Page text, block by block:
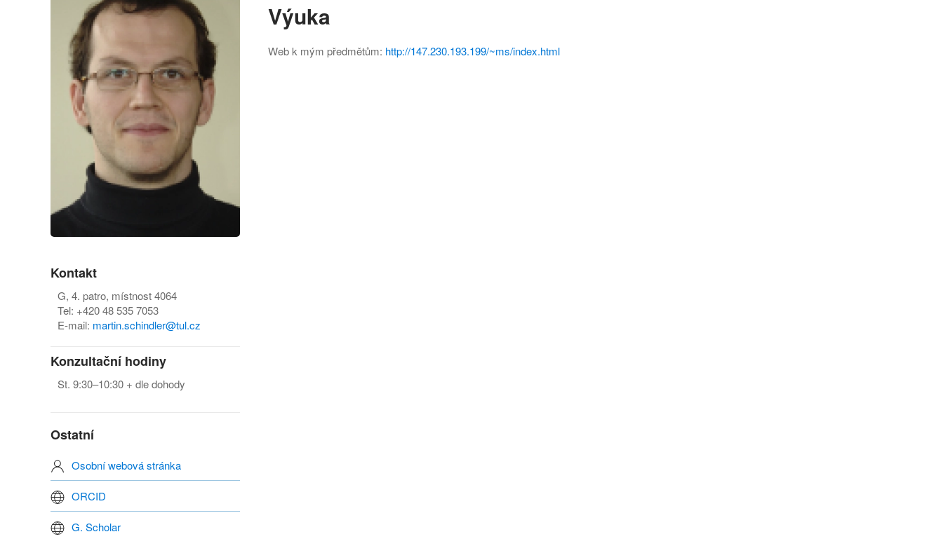
Kontakt
G, 4. patro, místnost 4064
Tel: +420 48 535 7053
E-mail: martin.schindler@tul.cz
Konzultační hodiny
St. 9:30–10:30 + dle dohody
Ostatní
Osobní webová stránka
ORCID
G. Scholar
Výuka
Web k mým předmětům: http://147.230.193.199/~ms/index.html